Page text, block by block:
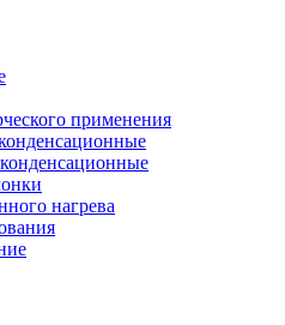
применения
нагрева